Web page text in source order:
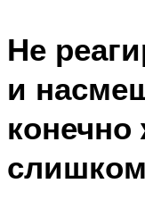
Не
и
конечно